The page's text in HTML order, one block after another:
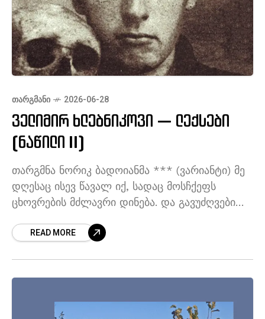
ᲗᲐᲠᲒᲛᲐᲜᲘ 2026-06-28
ველიმირ ხლებნიკოვი — ლექსები
(ნაწილი II)
თარგმნა ნორიკ ბადოიანმა *** (ვარიანტი) მე
დღესაც ისევ წავალ იქ, სადაც მოსჩქეფს
ცხოვრების მძლავრი დინება. და გავუძღვები
შესარკინებლად. 1914 *** სადაც მგელმა
READ MORE